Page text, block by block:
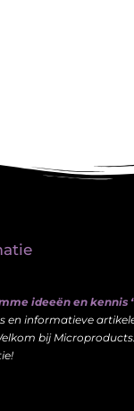
ideeën en kennis
en informatieve
bij